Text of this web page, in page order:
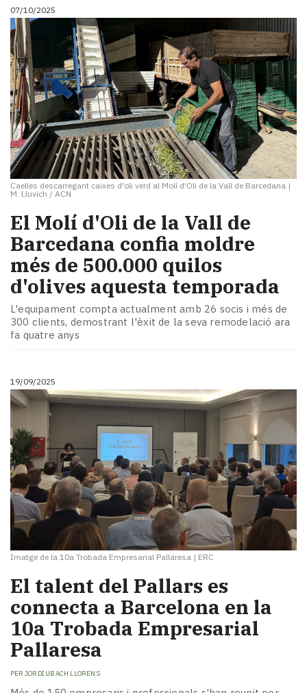
07/10/2025
Caelles descarregant caixes d'oli verd al Molí d'Oli de la Vall de Barcedana |
M. Lluvich / ACN
​El Molí d'Oli de la Vall de
Barcedana confia moldre
més de 500.000 quilos
d'olives aquesta temporada
L'equipament compta actualment amb 26 socis i més de
300 clients, demostrant l'èxit de la seva remodelació ara
fa quatre anys
19/09/2025
Imatge de la 10a Trobada Empresarial Pallaresa | ERC
El talent del Pallars es
connecta a Barcelona en la
10a Trobada Empresarial
Pallaresa
PER JORDI UBACH LLORENS